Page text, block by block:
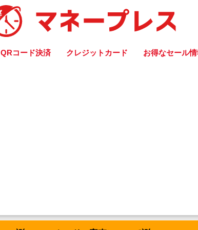
QRコード決済 クレジットカード お得なセール